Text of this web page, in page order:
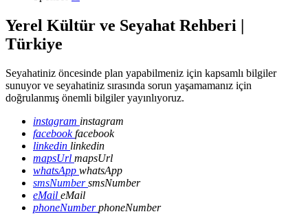
Yerel Kültür ve Seyahat Rehberi |
Türkiye
Seyahatiniz öncesinde plan yapabilmeniz için kapsamlı bilgiler
sunuyor ve seyahatiniz sırasında sorun yaşamamanız için
doğrulanmış önemli bilgiler yayınlıyoruz.
instagram instagram
facebookfacebook
linkedin linkedin
mapsUrl mapsUrl
whatsApp whatsApp
smsNumbersmsNumber
eMail eMail
phoneNumberphoneNumber